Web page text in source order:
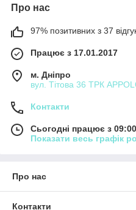
Про нас
97% позитивних з 37
Працює з 17.01.2017
м. Дніпро
вул. Тітова 36 ТРК
Контакти
Сьогодні працює з
Показати весь графік
Про нас
Контакти